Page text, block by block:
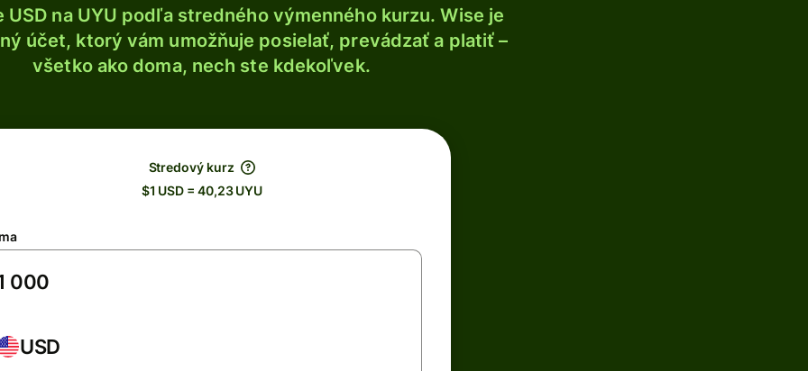
USD na UYU podľa stredného výmenného kurzu. Wise je
účet, ktorý vám umožňuje posielať, prevádzať a platiť –
všetko ako doma, nech ste kdekoľvek.
Stredový kurz
$1 USD = 40,23 UYU
USD